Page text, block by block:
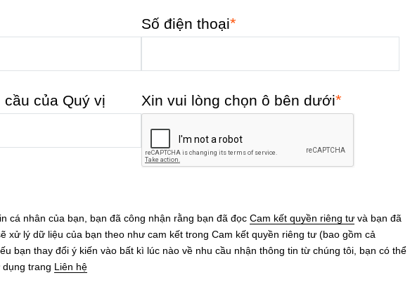
Số điện thoại*
của Quý vị Xin vui lòng chọn ô bên dưới*
cá nhân của bạn, bạn đã công nhận rằng bạn đã đọc Cam kết quyền riêng tư và bạn đã
xử lý dữ liệu của bạn theo như cam kết trong Cam kết quyền riêng tư (bao gồm cả
bạn thay đổi ý kiến vào bất kì lúc nào về nhu cầu nhận thông tin từ chúng tôi, bạn có thể
trang Liên hệ